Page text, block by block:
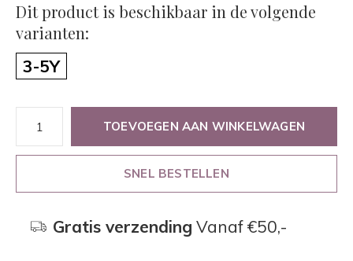
Dit product is beschikbaar in de volgende
varianten:
3-5Y
TOEVOEGEN AAN WINKELWAGEN
SNEL BESTELLEN
Gratis verzending Vanaf €50,-